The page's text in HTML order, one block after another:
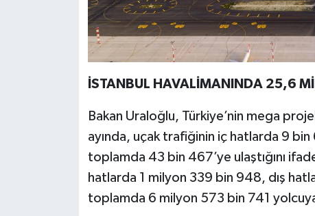
İSTANBUL HAVALİMANINDA 25,6
Bakan Uraloğlu, Türkiye’nin mega
ayında, uçak trafiğinin iç hatlarda 9
toplamda 43 bin 467’ye ulaştığını
hatlarda 1 milyon 339 bin 948, dış
toplamda 6 milyon 573 bin 741